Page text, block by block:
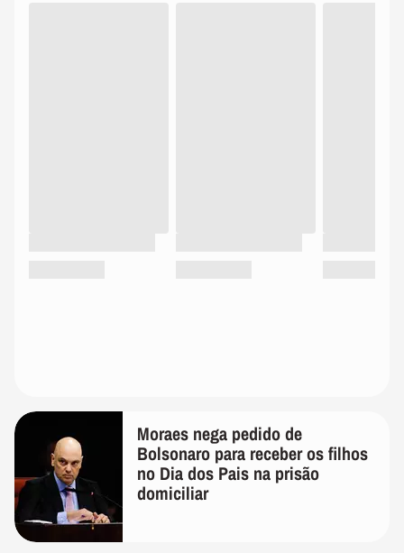
Moraes nega pedido de
Bolsonaro para receber os filhos
no Dia dos Pais na prisão
domiciliar